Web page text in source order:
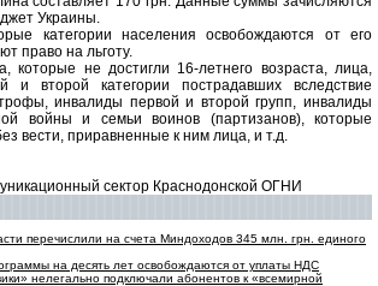
Украины.
категории населения освобождаются от его
право на льготу.
которые не достигли 16-летнего возраста, лица,
и второй категории пострадавших вследствие
инвалиды первой и второй групп, инвалиды
войны и семьи воинов (партизанов), которые
вести, приравненные к ним лица, и т.д.
сектор Краснодонской ОГНИ
перечислили на счета Миндоходов 345 млн. грн. единого
на десять лет освобождаются от уплаты НДС
нелегально подключали абонентов к «всемирной